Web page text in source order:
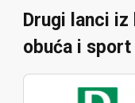
Drugi lanci
obuća i sport